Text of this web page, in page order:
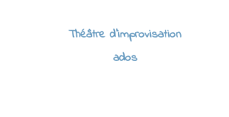
Théâtre d'improvisation
ados